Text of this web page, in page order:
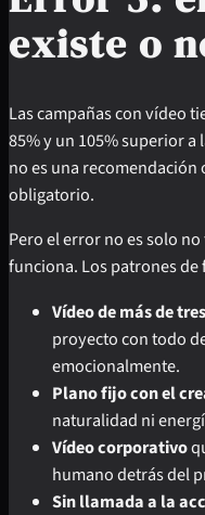
existe o
Las campañas con vídeo
85% y un 105% superior a
no es una
obligatorio.
Pero el error no es solo
funciona. Los patrones de
Vídeo de más de
proyecto con todo
emocionalmente.
Plano fijo con el
naturalidad ni
Vídeo corporativo
humano detrás del
Sin llamada a la